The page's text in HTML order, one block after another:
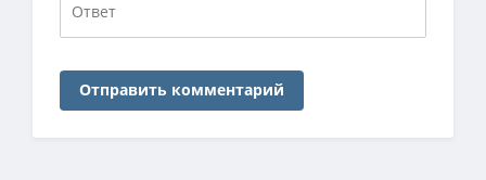
Отправить комментарий